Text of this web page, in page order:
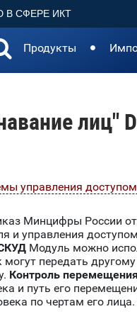
СФЕРЕ ИКТ
Продукты
лиц"
управления
Минцифры России
и управления
Модуль можно
передать
Контроль
и путь его
по чертам его